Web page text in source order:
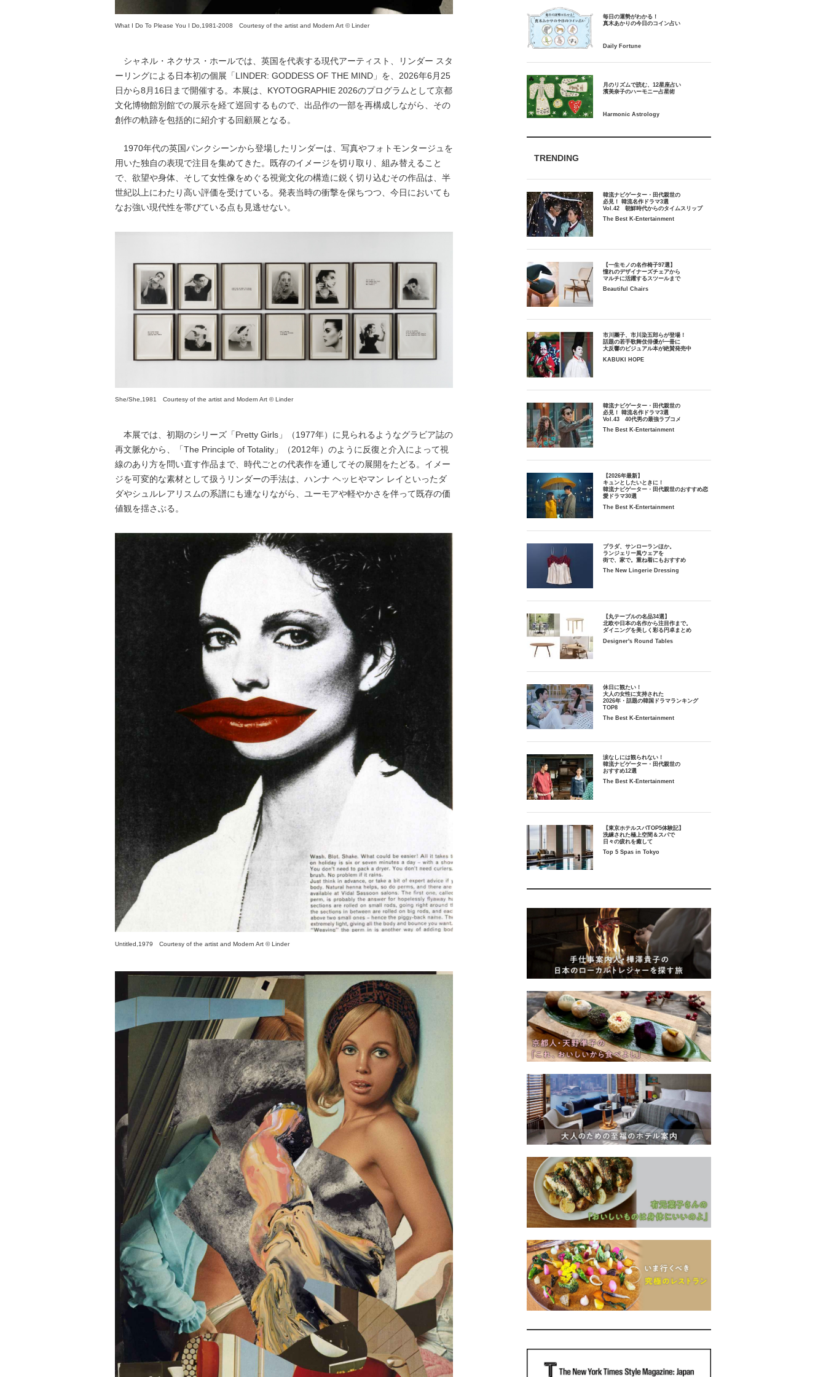
What I Do To Please You I Do,1981-2008 Courtesy of the artist and Modern Art © Linder
シャネル・ネクサス・ホールでは、英国を代表する現代アーティスト、リンダー スタ
ーリングによる日本初の個展「LINDER: GODDESS OF THE MIND」を、2026年6月25
日から8月16日まで開催する。本展は、KYOTOGRAPHIE 2026のプログラムとして京都
文化博物館別館での展示を経て巡回するもので、出品作の一部を再構成しながら、その
創作の軌跡を包括的に紹介する回顧展となる。
1970年代の英国パンクシーンから登場したリンダーは、写真やフォトモンタージュを
用いた独自の表現で注目を集めてきた。既存のイメージを切り取り、組み替えること
で、欲望や身体、そして女性像をめぐる視覚文化の構造に鋭く切り込むその作品は、半
世紀以上にわたり高い評価を受けている。発表当時の衝撃を保ちつつ、今日においても
なお強い現代性を帯びている点も見逃せない。
She/She,1981 Courtesy of the artist and Modern Art © Linder
本展では、初期のシリーズ「Pretty Girls」（1977年）に見られるようなグラビア誌の
再文脈化から、「The Principle of Totality」（2012年）のように反復と介入によって視
線のあり方を問い直す作品まで、時代ごとの代表作を通してその展開をたどる。イメー
ジを可変的な素材として扱うリンダーの手法は、ハンナ ヘッヒやマン レイといったダ
ダやシュルレアリスムの系譜にも連なりながら、ユーモアや軽やかさを伴って既存の価
値観を揺さぶる。
Untitled,1979 Courtesy of the artist and Modern Art © Linder
毎日の運勢がわかる！
月のリズムで読む、12星座占い
TRENDING
韓流ナビゲーター・田代親世の
必見！ 韓流名作ドラマ3選
Vol.42 朝鮮時代からのタイムスリップ
The Best K-Entertainment
【一生モノの名作椅子97選】
憧れのデザイナーズチェアから
マルチに活躍するスツールまで
Beautiful Chairs
市川團子、市川染五郎らが登場！
話題の若手歌舞伎俳優が一冊に
大反響のビジュアル本が絶賛発売中
KABUKI HOPE
韓流ナビゲーター・田代親世の
必見！ 韓流名作ドラマ3選
Vol.43 40代男の最強ラブコメ
The Best K-Entertainment
【2026年最新】
キュンとしたいときに！
韓流ナビゲーター・田代親世のおすすめ恋
愛ドラマ30選
The Best K-Entertainment
プラダ、サンローランほか。
ランジェリー風ウェアを
街で、家で。重ね着にもおすすめ
The New Lingerie Dressing
【丸テーブルの名品34選】
北欧や日本の名作から注目作まで。
ダイニングを美しく彩る円卓まとめ
Designer's Round Tables
休日に観たい！
大人の女性に支持された
2026年・話題の韓国ドラマランキング
TOP8
The Best K-Entertainment
涙なしには観られない！
韓流ナビゲーター・田代親世の
おすすめ12選
The Best K-Entertainment
【東京ホテルスパTOP5体験記】
洗練された極上空間＆スパで
日々の疲れを癒して
Top 5 Spas in Tokyo